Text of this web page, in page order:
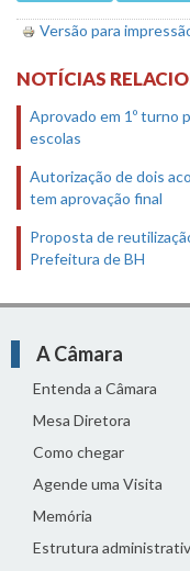
Versão para
NOTÍCIAS
Aprovado em 1º turno
escolas
Autorização de dois
tem aprovação final
Proposta de
Prefeitura de BH
A Câmara
Entenda a Câmara
Mesa Diretora
Como chegar
Agende uma Visita
Memória
Estrutura